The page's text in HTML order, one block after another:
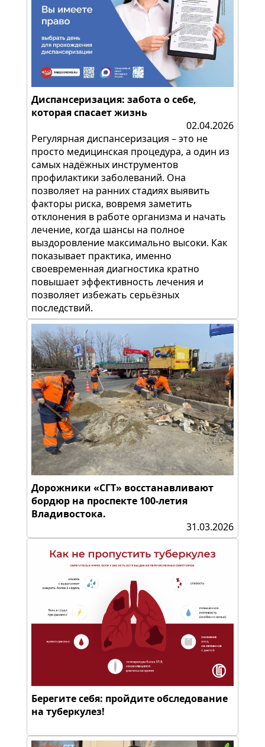
Диспансеризация: забота о себе,
которая спасает жизнь
02.04.2026
Регулярная диспансеризация – это не
просто медицинская процедура, а один из
самых надёжных инструментов
профилактики заболеваний. Она
позволяет на ранних стадиях выявить
факторы риска, вовремя заметить
отклонения в работе организма и начать
лечение, когда шансы на полное
выздоровление максимально высоки. Как
показывает практика, именно
своевременная диагностика кратно
повышает эффективность лечения и
позволяет избежать серьёзных
последствий.
Дорожники «СГТ» восстанавливают
бордюр на проспекте 100-летия
Владивостока.
31.03.2026
Берегите себя: пройдите обследование
на туберкулез!